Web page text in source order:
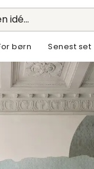
idé...
børn Senest set